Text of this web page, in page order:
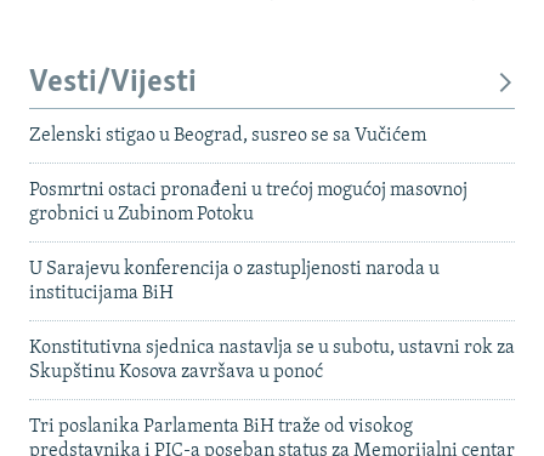
Vesti/Vijesti
Zelenski stigao u Beograd, susreo se sa Vučićem
Posmrtni ostaci pronađeni u trećoj mogućoj masovnoj
grobnici u Zubinom Potoku
U Sarajevu konferencija o zastupljenosti naroda u
institucijama BiH
Konstitutivna sjednica nastavlja se u subotu, ustavni rok za
Skupštinu Kosova završava u ponoć
Tri poslanika Parlamenta BiH traže od visokog
predstavnika i PIC-a poseban status za Memorijalni centar